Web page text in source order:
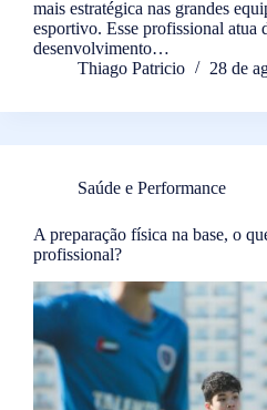
mais estratégica nas grandes
esportivo. Esse profissional atua
desenvolvimento…
Thiago Patricio
28 de
Saúde e Performance
A preparação física na base, o
profissional?